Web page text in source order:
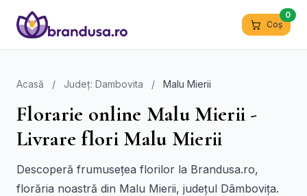
Coș
0
Acasă / Județ: Dambovita / Malu Mierii
Florarie online Malu Mierii -
Livrare flori Malu Mierii
Descoperă frumusețea florilor la Brandusa.ro,
florăria noastră din Malu Mierii, județul Dâmbovița.